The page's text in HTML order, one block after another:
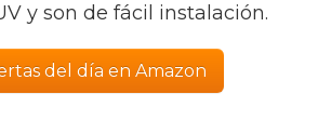
y son de fácil instalación.
del día en Amazon